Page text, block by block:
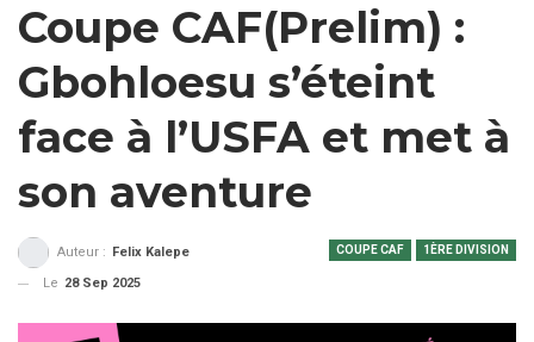
Coupe CAF(Prelim) :
Gbohloesu s’éteint
face à l’USFA et met à
son aventure
COUPE CAF 1ÈRE DIVISION
Auteur :
Felix Kalepe
Le 28 Sep 2025